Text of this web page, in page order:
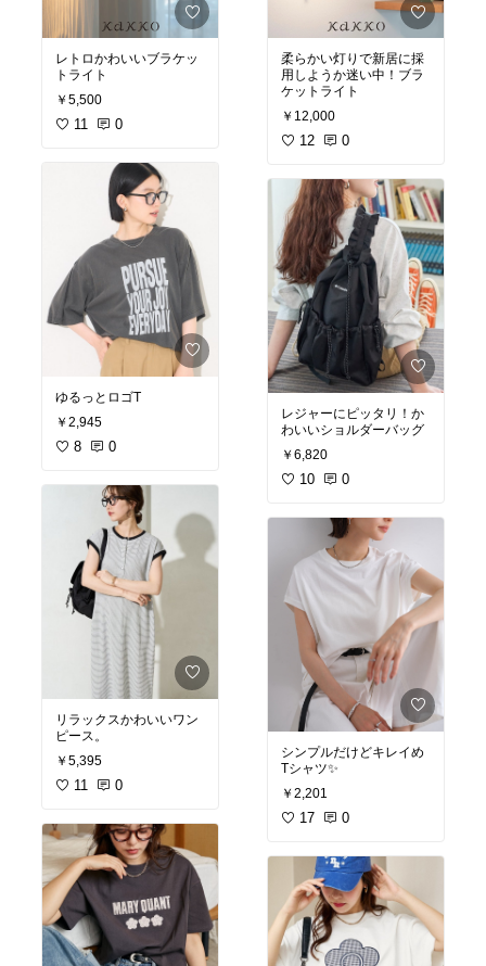
◎壁紙の上から
◎模様替え
#オリジナル写真
テリア雑貨
ジーウォールテープ
レトロかわいいブラケッ
トライト
￥5,500
11 0
ゆるっとロゴT
￥2,945
8 0
リラックスかわいいワン
ピース。
￥5,395
11 0
#オリジナル写真 #カフェ
風インテリア #リビング
#ベッドルーム #テーブル
ライト #テーブルランプ
#インテリア
リア
柔らかい灯りで新居に採
用しようか迷い中！ブラ
ケットライト
￥12,000
12 0
レジャーにピッタリ！か
わいいショルダーバッグ
￥6,820
10 0
シンプルだけどキレイめ
Tシャツ✨
￥2,201
17 0